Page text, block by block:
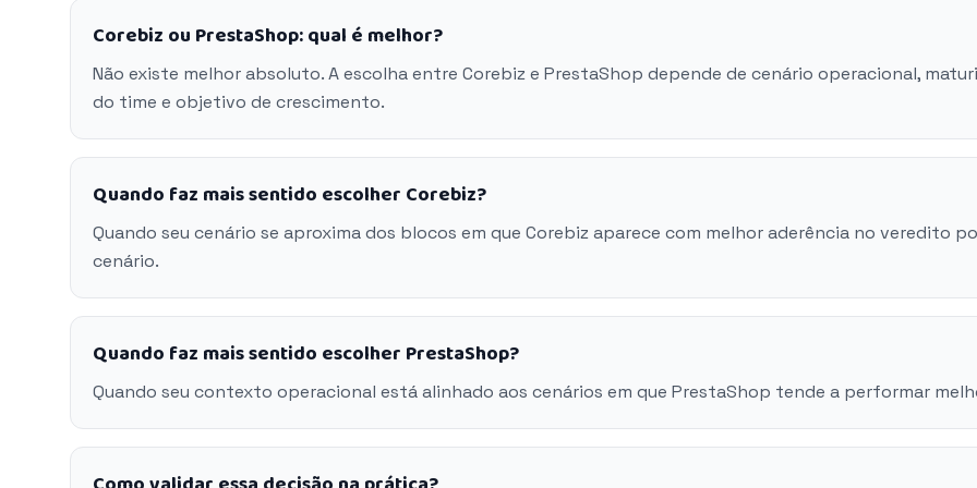
Corebiz ou PrestaShop: qual é melhor?
Não existe melhor absoluto. A escolha entre Corebiz e PrestaShop depende de cenário operacional,
do time e objetivo de crescimento.
Quando faz mais sentido escolher Corebiz?
Quando seu cenário se aproxima dos blocos em que Corebiz aparece com melhor aderência no veredito
cenário.
Quando faz mais sentido escolher PrestaShop?
Quando seu contexto operacional está alinhado aos cenários em que PrestaShop tende a performar